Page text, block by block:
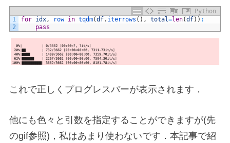
Python
1
2
for idx , row in tqdm(df. iterrows ( ) , total=len(df) ) :
pass
これで正しくプログレスバーが表示されます．
他にも色々と引数を指定することができますが(先
のgif参照)，私はあまり使わないです．本記事で紹